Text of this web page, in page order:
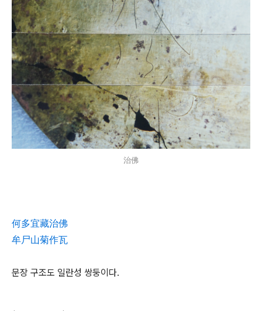
治佛
何多宜藏治佛
牟尸山菊作瓦
문장 구조도 일란성 쌍둥이다.